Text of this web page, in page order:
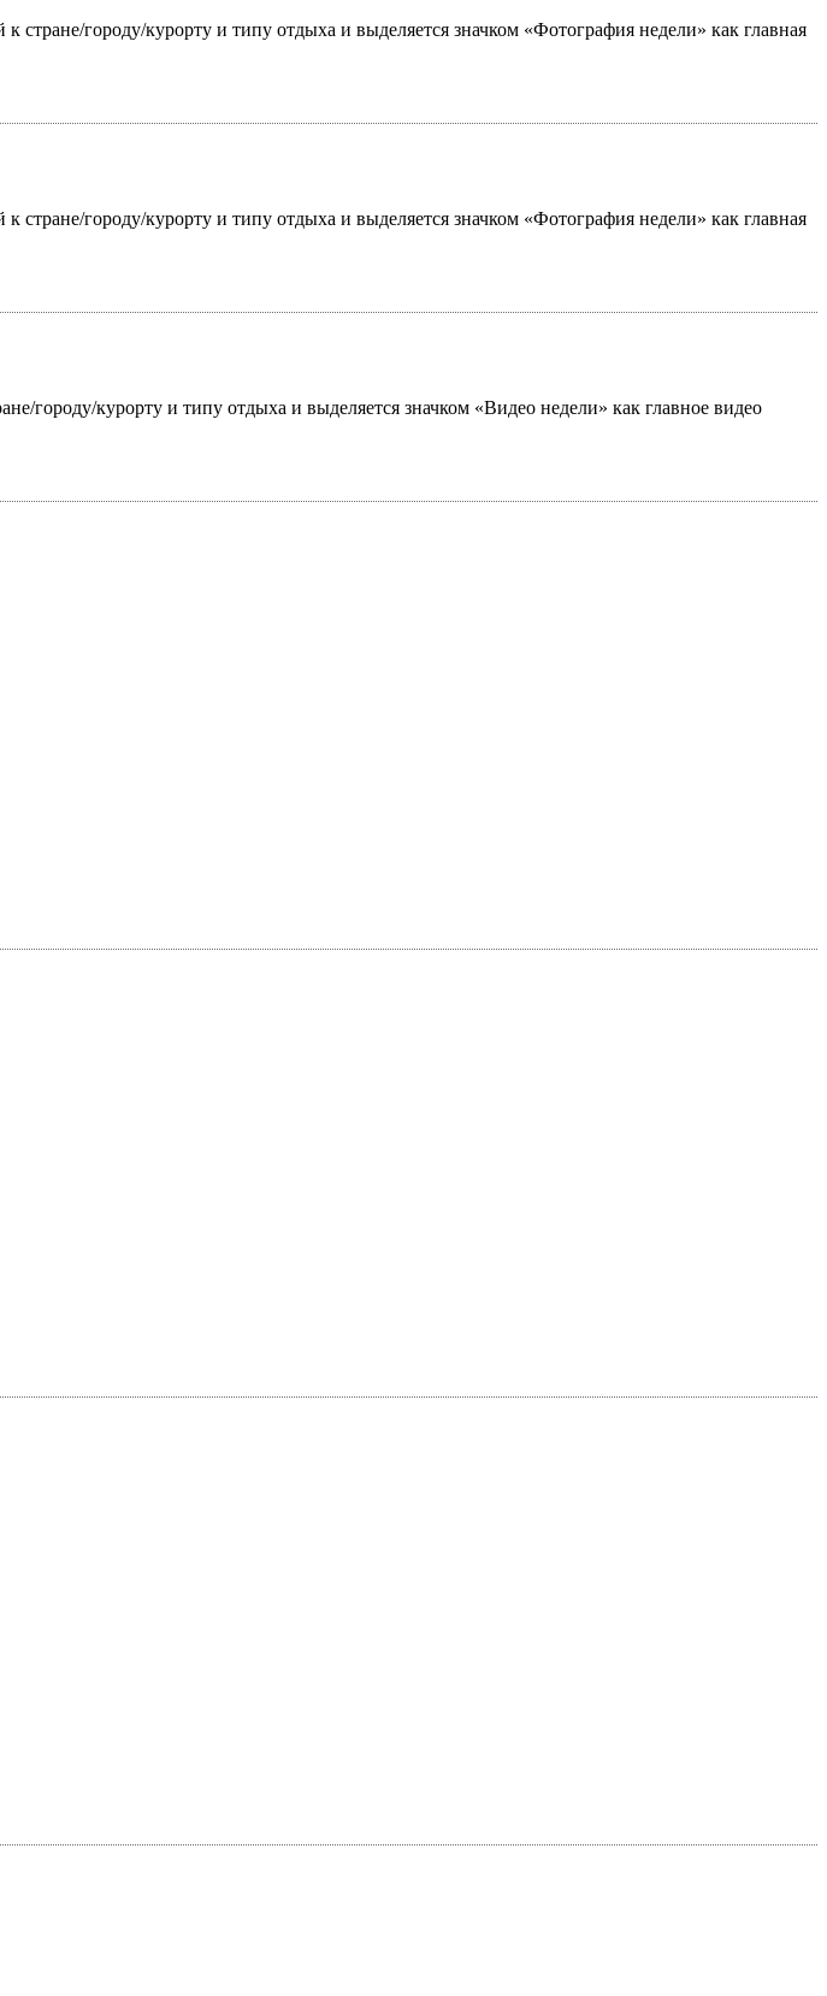
стране/городу/курорту и типу отдыха и выделяется значком «Фотография недели» как главная
стране/городу/курорту и типу отдыха и выделяется значком «Фотография недели» как главная
городу/курорту и типу отдыха и выделяется значком «Видео недели» как главное видео